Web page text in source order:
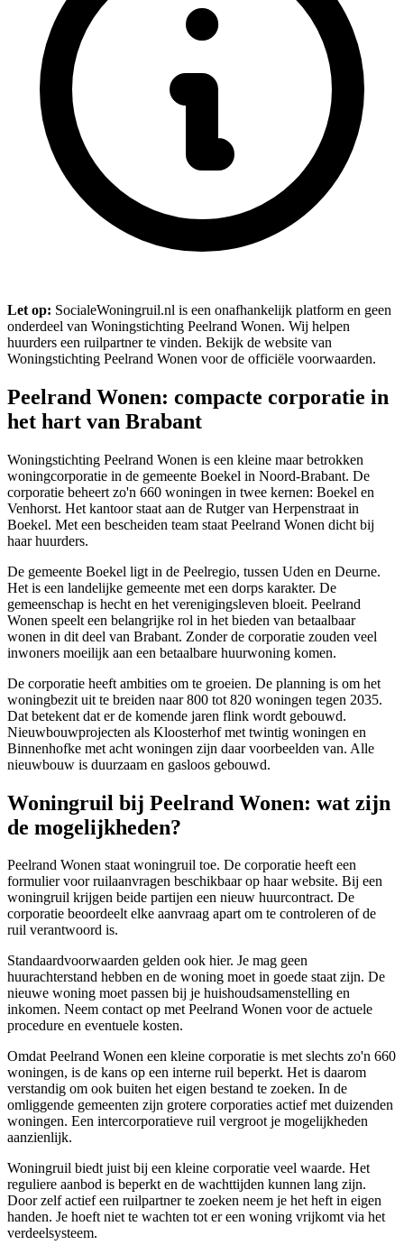
Let op: SocialeWoningruil.nl is een onafhankelijk platform en geen
onderdeel van Woningstichting Peelrand Wonen. Wij helpen
huurders een ruilpartner te vinden. Bekijk de website van
Woningstichting Peelrand Wonen voor de officiële voorwaarden.
Peelrand Wonen: compacte corporatie in
het hart van Brabant
Woningstichting Peelrand Wonen is een kleine maar betrokken
woningcorporatie in de gemeente Boekel in Noord-Brabant. De
corporatie beheert zo'n 660 woningen in twee kernen: Boekel en
Venhorst. Het kantoor staat aan de Rutger van Herpenstraat in
Boekel. Met een bescheiden team staat Peelrand Wonen dicht bij
haar huurders.
De gemeente Boekel ligt in de Peelregio, tussen Uden en Deurne.
Het is een landelijke gemeente met een dorps karakter. De
gemeenschap is hecht en het verenigingsleven bloeit. Peelrand
Wonen speelt een belangrijke rol in het bieden van betaalbaar
wonen in dit deel van Brabant. Zonder de corporatie zouden veel
inwoners moeilijk aan een betaalbare huurwoning komen.
De corporatie heeft ambities om te groeien. De planning is om het
woningbezit uit te breiden naar 800 tot 820 woningen tegen 2035.
Dat betekent dat er de komende jaren flink wordt gebouwd.
Nieuwbouwprojecten als Kloosterhof met twintig woningen en
Binnenhofke met acht woningen zijn daar voorbeelden van. Alle
nieuwbouw is duurzaam en gasloos gebouwd.
Woningruil bij Peelrand Wonen: wat zijn
de mogelijkheden?
Peelrand Wonen staat woningruil toe. De corporatie heeft een
formulier voor ruilaanvragen beschikbaar op haar website. Bij een
woningruil krijgen beide partijen een nieuw huurcontract. De
corporatie beoordeelt elke aanvraag apart om te controleren of de
ruil verantwoord is.
Standaardvoorwaarden gelden ook hier. Je mag geen
huurachterstand hebben en de woning moet in goede staat zijn. De
nieuwe woning moet passen bij je huishoudsamenstelling en
inkomen. Neem contact op met Peelrand Wonen voor de actuele
procedure en eventuele kosten.
Omdat Peelrand Wonen een kleine corporatie is met slechts zo'n 660
woningen, is de kans op een interne ruil beperkt. Het is daarom
verstandig om ook buiten het eigen bestand te zoeken. In de
omliggende gemeenten zijn grotere corporaties actief met duizenden
woningen. Een intercorporatieve ruil vergroot je mogelijkheden
aanzienlijk.
Woningruil biedt juist bij een kleine corporatie veel waarde. Het
reguliere aanbod is beperkt en de wachttijden kunnen lang zijn.
Door zelf actief een ruilpartner te zoeken neem je het heft in eigen
handen. Je hoeft niet te wachten tot er een woning vrijkomt via het
verdeelsysteem.